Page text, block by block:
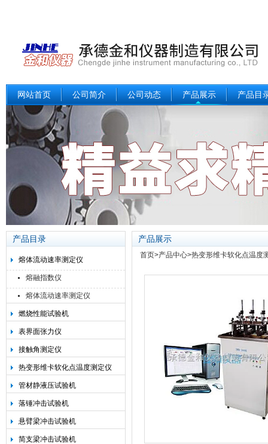
网站首页 公司简介 公司动态 产品展示 产品目
产品目录
熔体流动速率测定仪
熔融指数仪
熔体流动速率测定仪
燃烧性能试验机
表界面张力仪
接触角测定仪
热变形维卡软化点温度测定仪
管材静液压试验机
落锤冲击试验机
悬臂梁冲击试验机
简支梁冲击试验机
产品展示
首页>产品中心>热变形维卡软化点温度